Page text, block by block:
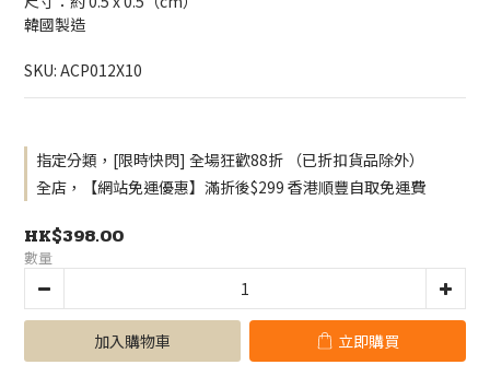
韓國製造
SKU: ACP012X10
指定分類，[限時快閃] 全場狂歡88折 （已折扣貨品除外）
全店，【網站免運優惠】滿折後$299 香港順豐自取免運費
HK$398.00
數量
加入購物車 立即購買